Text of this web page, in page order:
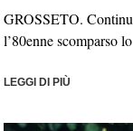
GROSSETO.
l’80enne scomparso
LEGGI DI PIÙ